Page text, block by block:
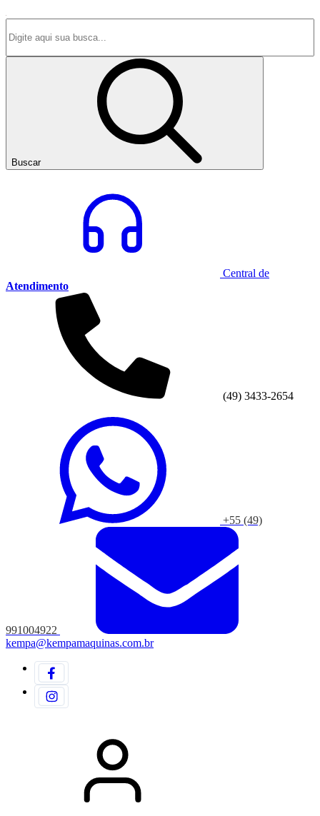
Buscar
Central de
Atendimento
(49) 3433-2654
+55 (49)
991004922
kempa@kempamaquinas.com.br